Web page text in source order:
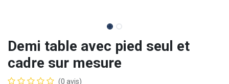
Demi table avec pied seul et
cadre sur mesure
(0 avis)